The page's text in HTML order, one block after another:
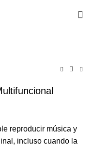
reproducir música y
incluso cuando la